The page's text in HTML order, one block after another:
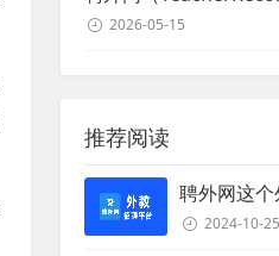
2026-05-15
推荐阅读
2024-10-25